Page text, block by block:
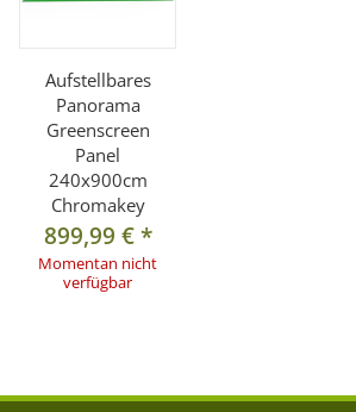
- Gewicht: ca. 22kg
- Farbe: Grün Chromakey (Stoff), silber
Lieferumfang:
1x Grüner Stoffhintergrund 240x900cm
1x Grüner Stoffhintergrund Boden
36x Aluminiumstab mit Biegung
Aufstellbares
Panorama
Greenscreen
Panel
240x900cm
Chromakey
899,99 €*
Momentan nicht
verfügbar